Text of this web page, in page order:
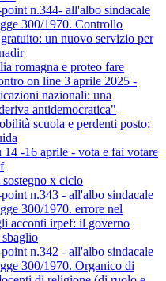
n.344- all'albo sindacale
300/1970. Controllo
un nuovo servizio per
romagna e proteo fare
on line 3 aprile 2025 -
nazionali: una
antidemocratica"
scuola e perdenti posto:
14 -16 aprile - vota e fai votare
sostegno x ciclo
n.343 - all'albo sindacale
300/1970. errore nel
acconti irpef: il governo
n.342 - all'albo sindacale
300/1970. Organico di